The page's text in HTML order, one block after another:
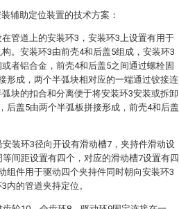
辅助定位装置的技术方案：
管道上的安装环3，安装环3上设置有用于
。安装环3由前壳4和后盖5组成，安装环3
者铝合金，前壳4和后盖5之间通过螺栓固
形成，两个半弧块相对应的一端通过铰接连
块的扣合和分离便于将安装环3安装或拆卸
后盖5由两个半弧板拼接形成，前壳4和后盖
装环3径向开设有滑动槽7，夹持件滑动设
间距设置有四个，对应的滑动槽7设置有四
组件用于驱动四个夹持件同时朝向安装环3
内的管道夹持定位。